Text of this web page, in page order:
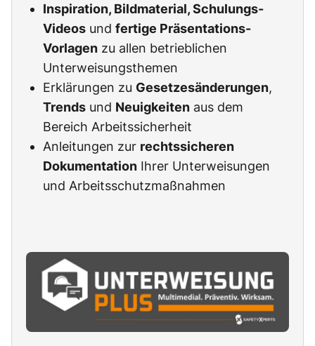
Inspiration, Bildmaterial, Schulungs-
Videos und fertige Präsentations-
Vorlagen zu allen betrieblichen
Unterweisungsthemen
Erklärungen zu Gesetzesänderungen,
Trends und Neuigkeiten aus dem
Bereich Arbeitssicherheit
Anleitungen zur rechtssicheren
Dokumentation Ihrer Unterweisungen
und Arbeitsschutzmaßnahmen